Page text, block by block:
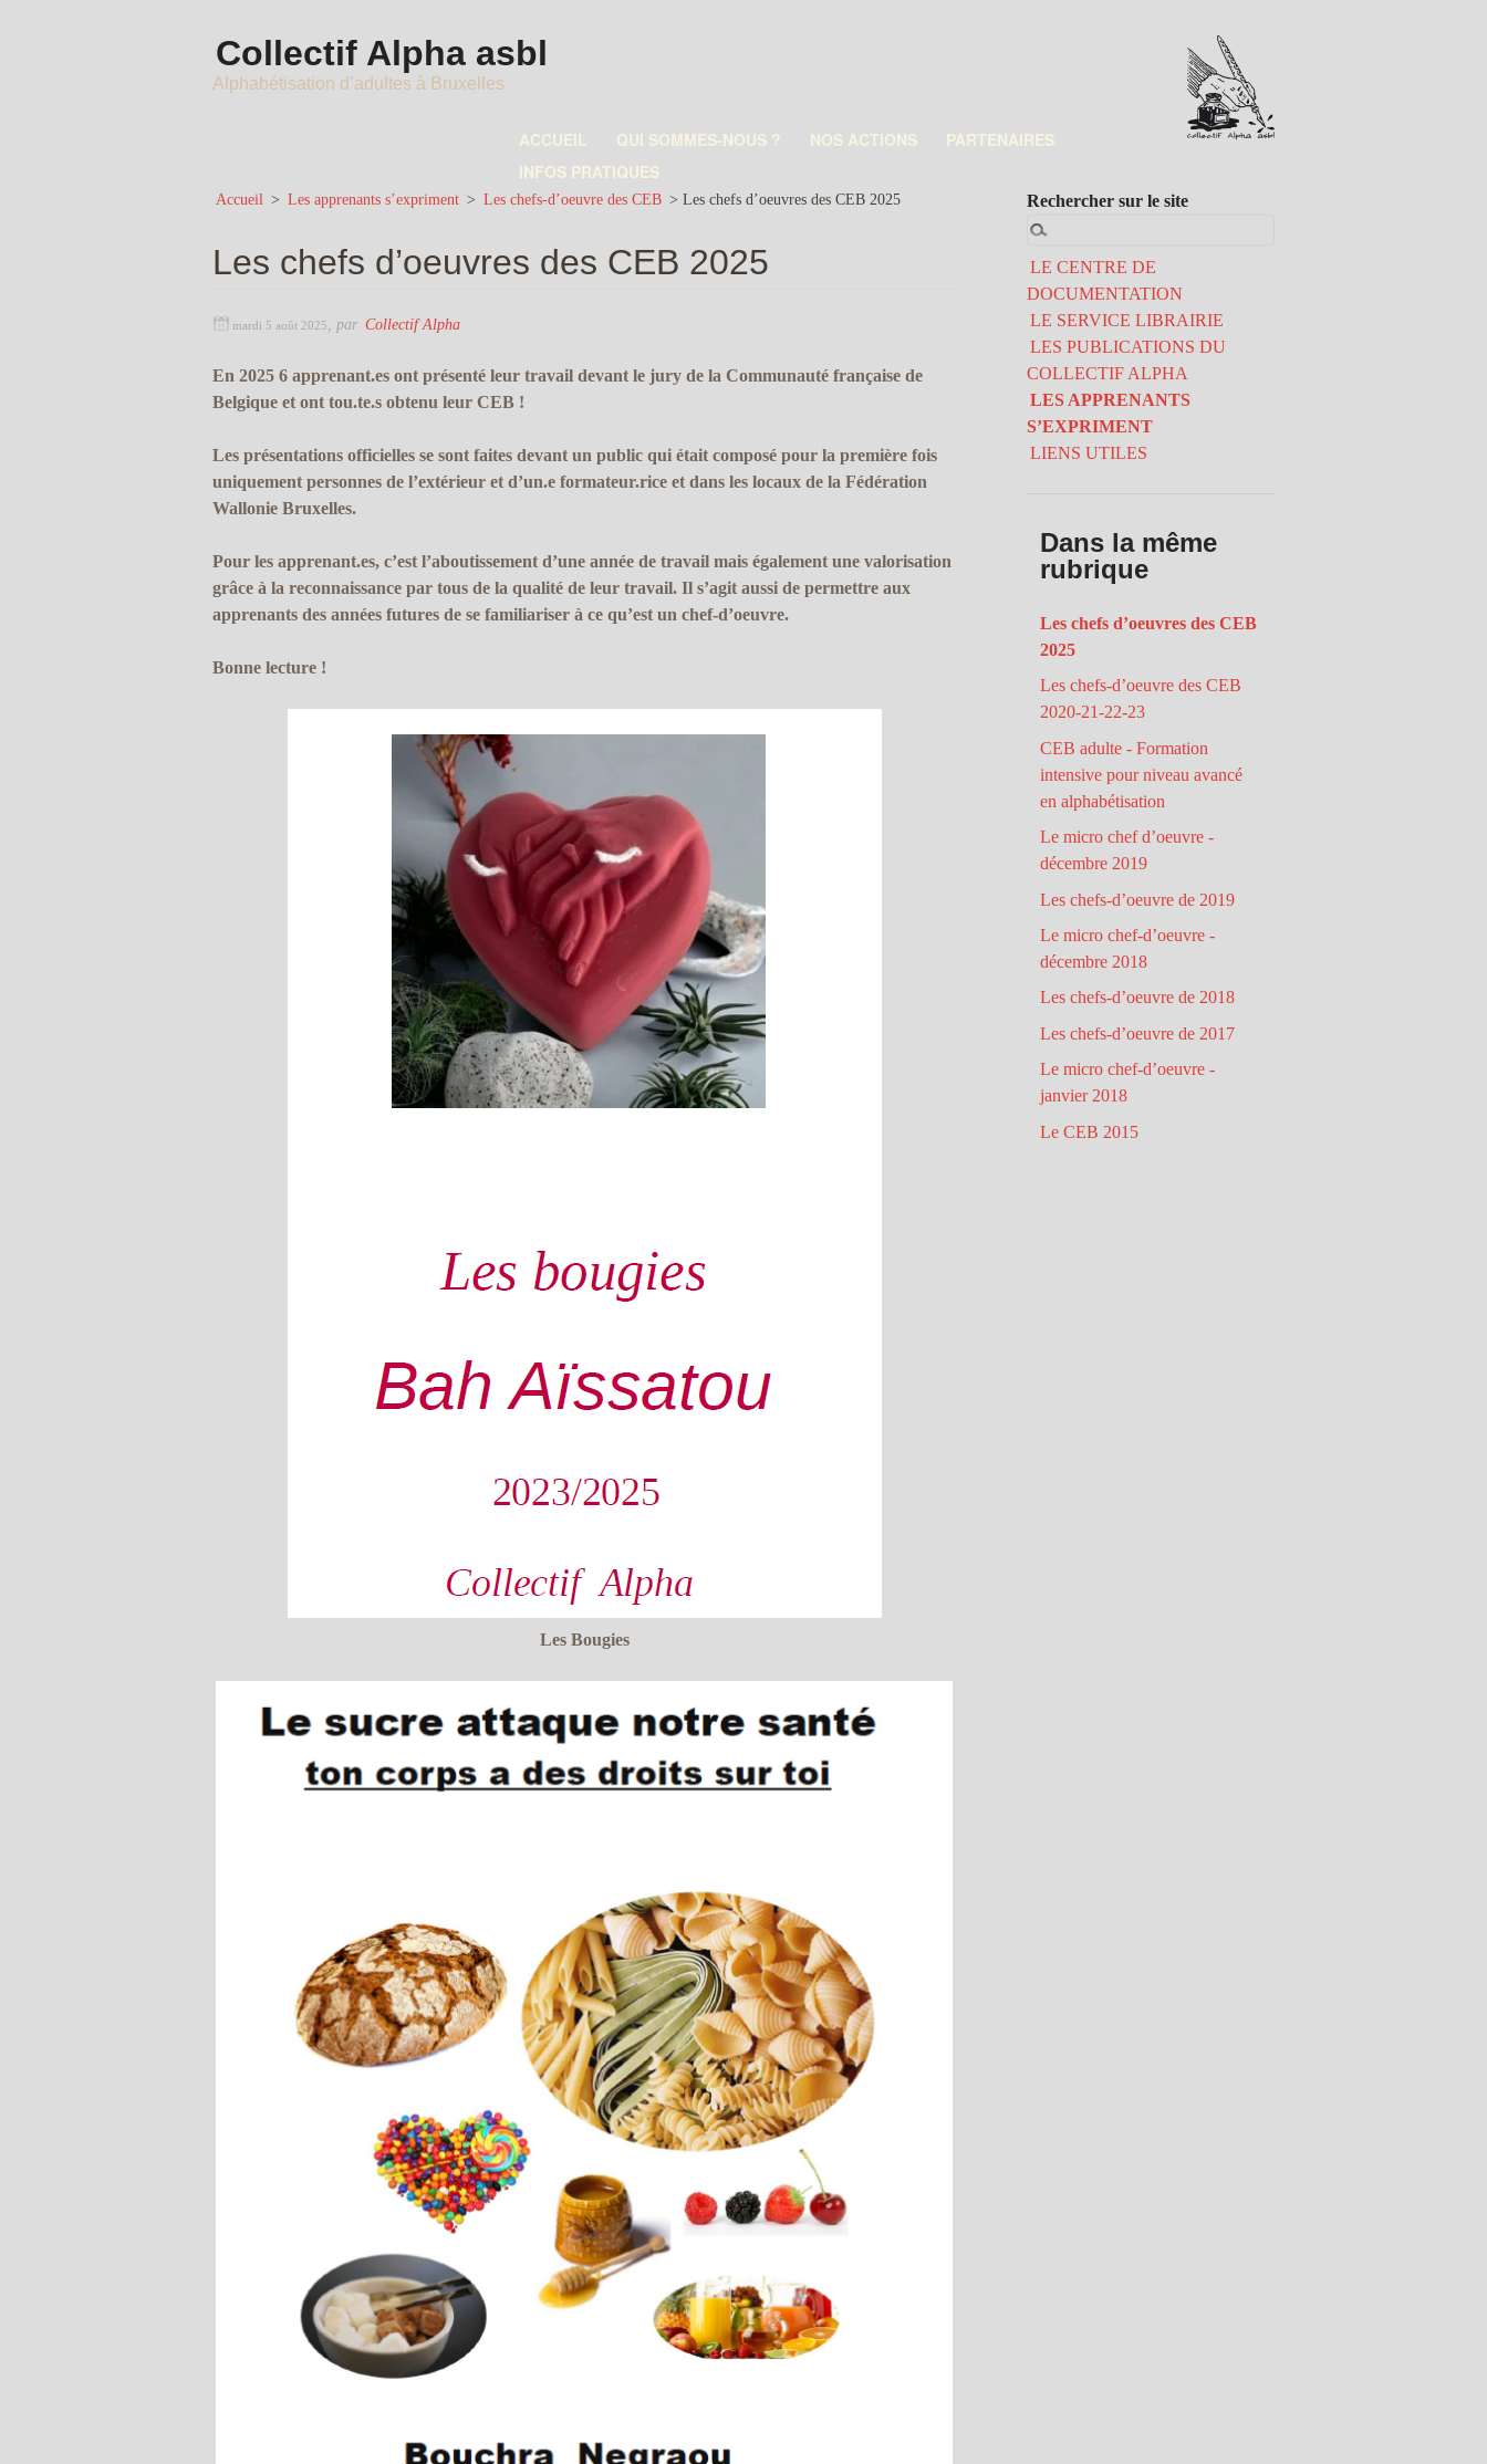
Collectif Alpha asbl
Alphabétisation d’adultes à Bruxelles
ACCUEIL QUI SOMMES-NOUS ? NOS ACTIONS
PARTENAIRES
INFOS PRATIQUES
Accueil > Les apprenants s’expriment > Les chefs-d’oeuvre des CEB > Les chefs d’oeuvres des CEB 2025
Les chefs d’oeuvres des CEB 2025
mardi 5 août 2025 par Collectif Alpha
En 2025 6 apprenant.es ont présenté leur travail devant le jury de la Communauté française de
Belgique et ont tou.te.s obtenu leur CEB !
Les présentations officielles se sont faites devant un public qui était composé pour la première fois
uniquement personnes de l’extérieur et d’un.e formateur.rice et dans les locaux de la Fédération
Wallonie Bruxelles.
Pour les apprenant.es, c’est l’aboutissement d’une année de travail mais également une valorisation
grâce à la reconnaissance par tous de la qualité de leur travail. Il s’agit aussi de permettre aux
apprenants des années futures de se familiariser à ce qu’est un chef-d’oeuvre.
Bonne lecture !
Les Bougies
LE CENTRE DE
DOCUMENTATION
LE SERVICE LIBRAIRIE
LES PUBLICATIONS DU
COLLECTIF ALPHA
LES APPRENANTS
S’EXPRIMENT
LIENS UTILES
Rechercher sur le site
Dans la même
rubrique
Les chefs d’oeuvres des CEB
2025
Les chefs-d’oeuvre des CEB
2020-21-22-23
CEB adulte - Formation
intensive pour niveau avancé
en alphabétisation
Le micro chef d’oeuvre -
décembre 2019
Les chefs-d’oeuvre de 2019
Le micro chef-d’oeuvre -
décembre 2018
Les chefs-d’oeuvre de 2018
Les chefs-d’oeuvre de 2017
Le micro chef-d’oeuvre -
janvier 2018
Le CEB 2015